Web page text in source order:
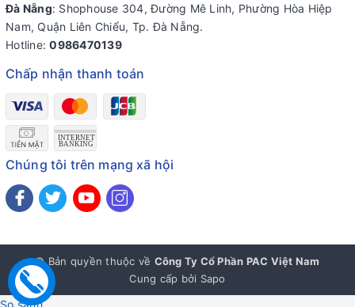
Đà Nẵng: Shophouse 304, Đường Mê Linh, Phường Hòa Hiệp
Nam, Quận Liên Chiểu, Tp. Đà Nẵng.
Hotline:0986470139
Chấp nhận thanh toán
Chúng tôi trên mạng xã hội
© Bản quyền thuộc về Công Ty Cổ Phần PAC Việt Nam
Cung cấp bởi Sapo
So sánh